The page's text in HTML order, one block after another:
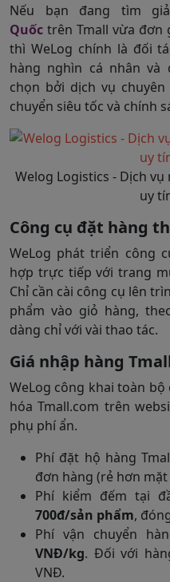
Nếu bạn đang tìm
Quốc trên Tmall vừa đơn
thì WeLog chính là đối
hàng nghìn cá nhân
chọn bởi dịch vụ
chuyển siêu tốc và chính
Welog Logistics - Dịch
uy
Công cụ đặt hàng
WeLog phát triển công
hợp trực tiếp với trang
Chỉ cần cài công cụ lên
phẩm vào giỏ hàng,
dàng chỉ với vài thao tác.
Giá nhập hàng
WeLog công khai toàn
hóa Tmall.com trên
phụ phí ẩn.
Phí đặt hộ hàng
đơn hàng (rẻ hơn
Phí kiểm đếm tại
700đ/sản phẩm,
Phí vận chuyển
VNĐ/kg. Đối với
VNĐ.